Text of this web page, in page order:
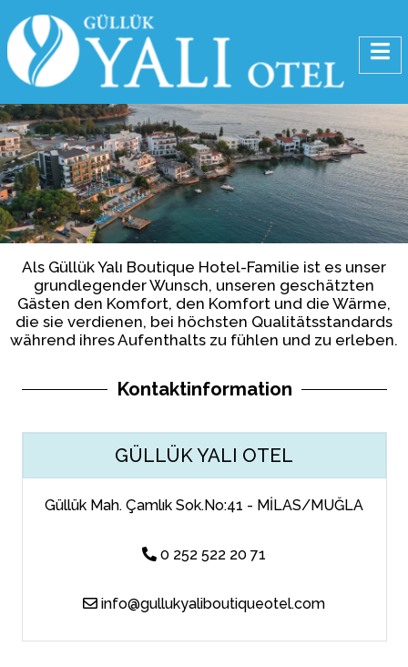
Als Güllük Yalı Boutique Hotel-Familie ist es unser
grundlegender Wunsch, unseren geschätzten
Gästen den Komfort, den Komfort und die Wärme,
die sie verdienen, bei höchsten Qualitätsstandards
während ihres Aufenthalts zu fühlen und zu erleben.
Kontaktinformation
GÜLLÜK YALI OTEL
Güllük Mah. Çamlık Sok.No:41 - MİLAS/MUĞLA
0 252 522 20 71
info@gullukyaliboutiqueotel.com